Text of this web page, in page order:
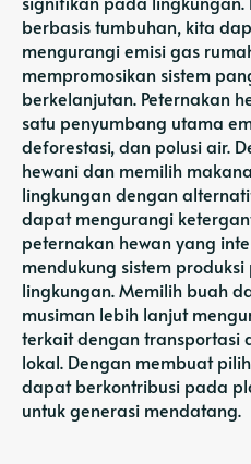
berbasis tumbuhan, kita
mengurangi emisi gas
mempromosikan sistem
berkelanjutan. Peternakan
satu penyumbang utama
deforestasi, dan polusi air.
hewani dan memilih
lingkungan dengan
dapat mengurangi
peternakan hewan yang
mendukung sistem
lingkungan. Memilih buah
musiman lebih lanjut
terkait dengan transportasi
lokal. Dengan membuat
dapat berkontribusi pada
untuk generasi mendatang.